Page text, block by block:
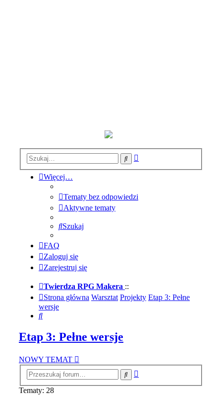
Szukaj
Więcej…
Tematy bez odpowiedzi
Aktywne tematy
Szukaj
FAQ
Zaloguj się
Zarejestruj się
Twierdza RPG Makera ::
Strona główna Warsztat Projekty Etap 3: Pełne
wersje
Szukaj
Etap 3: Pełne wersje
NOWY TEMAT
Szukaj
Tematy: 28